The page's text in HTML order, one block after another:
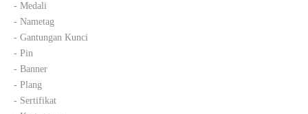
- Medali
- Nametag
- Gantungan Kunci
- Pin
- Banner
- Plang
- Sertifikat